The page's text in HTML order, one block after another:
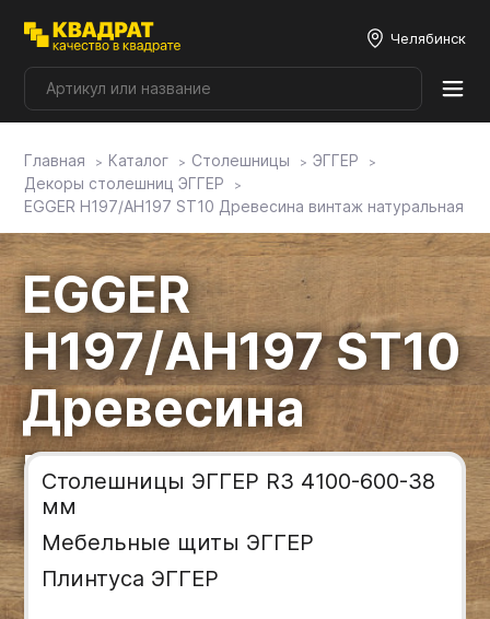
Челябинск
Плитные материалы
Фурнитура
Столешницы
Мой ЭГГЕР
Фасады
Мебельные образцы, каталоги
Главная Каталог Столешницы
ЭГГЕР
Декоры столешниц ЭГГЕР
EGGER H197/AH197 ST10 Древесина винтаж натуральная
EGGER
H197/AH197 ST10
Древесина
винтаж
натуральная
Столешницы ЭГГЕР R3 4100-600-38
мм
Мебельные щиты ЭГГЕР
Плинтуса ЭГГЕР